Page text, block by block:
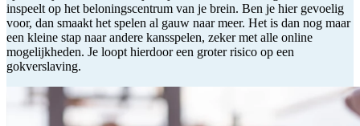
inspeelt op het beloningscentrum van je brein. Ben je hier gevoelig
voor, dan smaakt het spelen al gauw naar meer. Het is dan nog maar
een kleine stap naar andere kansspelen, zeker met alle online
mogelijkheden. Je loopt hierdoor een groter risico op een
gokverslaving.